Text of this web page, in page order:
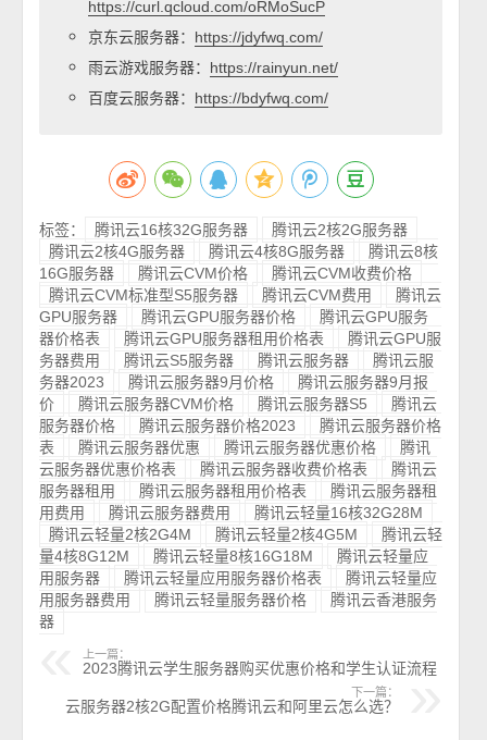
https://curl.qcloud.com/oRMoSucP
京东云服务器： https://jdyfwq.com/
雨云游戏服务器： https://rainyun.net/
百度云服务器： https://bdyfwq.com/
标签： 腾讯云16核32G服务器
腾讯云2核2G服务器
腾讯云2核4G服务器
腾讯云4核8G服务器
腾讯云8核
16G服务器
腾讯云CVM价格
腾讯云CVM收费价格
腾讯云CVM标准型S5服务器
腾讯云CVM费用
腾讯云
GPU服务器
腾讯云GPU服务器价格
腾讯云GPU服务
器价格表
腾讯云GPU服务器租用价格表
腾讯云GPU服
务器费用
腾讯云S5服务器 腾讯云服务器
腾讯云服
务器2023
腾讯云服务器9月价格
腾讯云服务器9月报
价
腾讯云服务器CVM价格 腾讯云服务器S5
腾讯云
服务器价格
腾讯云服务器价格2023
腾讯云服务器价格
表
腾讯云服务器优惠 腾讯云服务器优惠价格
腾讯
云服务器优惠价格表
腾讯云服务器收费价格表
腾讯云
服务器租用
腾讯云服务器租用价格表
腾讯云服务器租
用费用
腾讯云服务器费用
腾讯云轻量16核32G28M
腾讯云轻量2核2G4M
腾讯云轻量2核4G5M
腾讯云轻
量4核8G12M
腾讯云轻量8核16G18M
腾讯云轻量应
用服务器
腾讯云轻量应用服务器价格表
腾讯云轻量应
用服务器费用
腾讯云轻量服务器价格
腾讯云香港服务
器
上一篇：
2023腾讯云学生服务器购买优惠价格和学生认证流程
下一篇：
云服务器2核2G配置价格腾讯云和阿里云怎么选？